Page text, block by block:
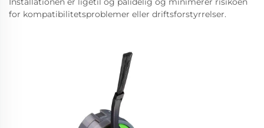
for kompatibilitetsproblemer eller driftsforstyrrelser.